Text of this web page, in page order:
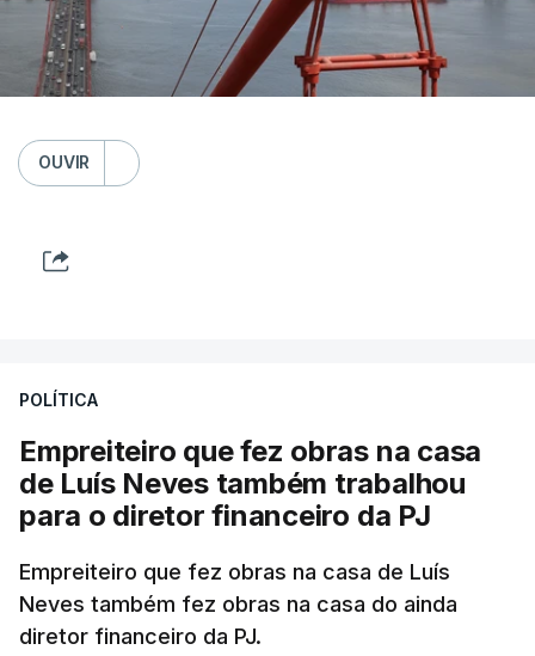
OUVIR
POLÍTICA
Empreiteiro que fez obras na casa
de Luís Neves também trabalhou
para o diretor financeiro da PJ
Empreiteiro que fez obras na casa de Luís
Neves também fez obras na casa do ainda
diretor financeiro da PJ.